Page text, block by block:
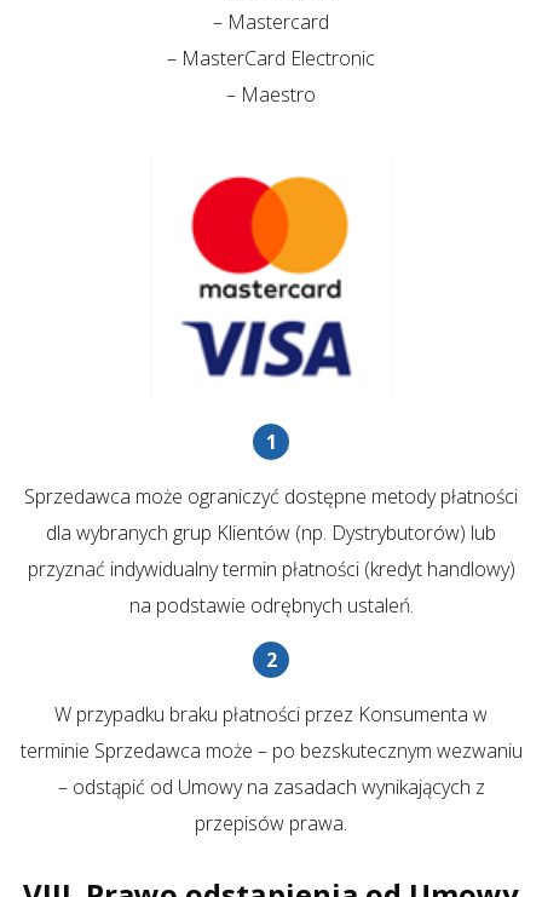
– Mastercard
– MasterCard Electronic
– Maestro
Sprzedawca może ograniczyć dostępne metody płatności
dla wybranych grup Klientów (np. Dystrybutorów) lub
przyznać indywidualny termin płatności (kredyt handlowy)
na podstawie odrębnych ustaleń.
W przypadku braku płatności przez Konsumenta w
terminie Sprzedawca może – po bezskutecznym wezwaniu
– odstąpić od Umowy na zasadach wynikających z
przepisów prawa.